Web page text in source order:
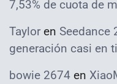
7,53% de cuota de
Taylor en Seedance
generación casi en
bowie 2674 en